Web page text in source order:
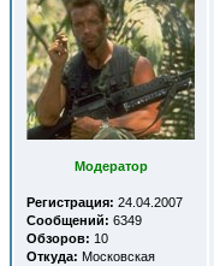
Модератор
Регистрация: 24.04.2007
Сообщений: 6349
Обзоров: 10
Откуда: Московская